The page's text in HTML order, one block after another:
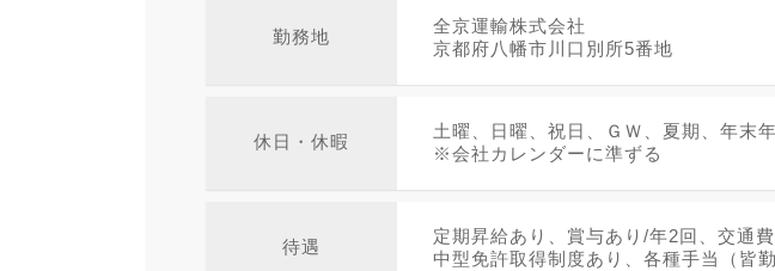
勤務地
全京運輸株式会社
京都府八幡市川口別所5番地
休日・休暇
土曜、日曜、祝日、ＧＷ、夏期、年末
※会社カレンダーに準ずる
待遇
定期昇給あり、賞与あり/年2回、交通
中型免許取得制度あり、各種手当（皆